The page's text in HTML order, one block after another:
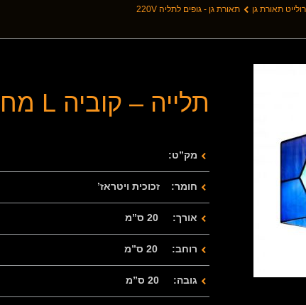
תאורת גן תאורת גן - גופים לתליה 220V
תלייה – קוביה L מחולקת
מק”ט:
חומר: זכוכית ויטראז’
אורך: 20 ס”מ
רוחב: 20 ס”מ
גובה: 20 ס”מ